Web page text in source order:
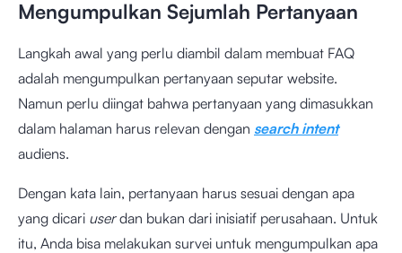
Mengumpulkan Sejumlah Pertanyaan
Langkah awal yang perlu diambil dalam membuat FAQ
adalah mengumpulkan pertanyaan seputar website.
Namun perlu diingat bahwa pertanyaan yang dimasukkan
dalam halaman harus relevan dengan search intent
audiens.
Dengan kata lain, pertanyaan harus sesuai dengan apa
yang dicari userdan bukan dari inisiatif perusahaan. Untuk
itu, Anda bisa melakukan survei untuk mengumpulkan apa